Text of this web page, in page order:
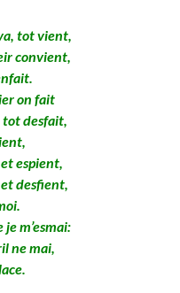
tot vient,
convient,
on fait
tot desfait,
espient,
et desfient,
je m’esmai:
ne mai,